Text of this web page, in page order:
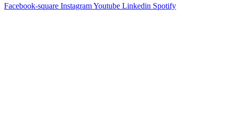
Facebook-square InstagramYoutube Linkedin Spotify